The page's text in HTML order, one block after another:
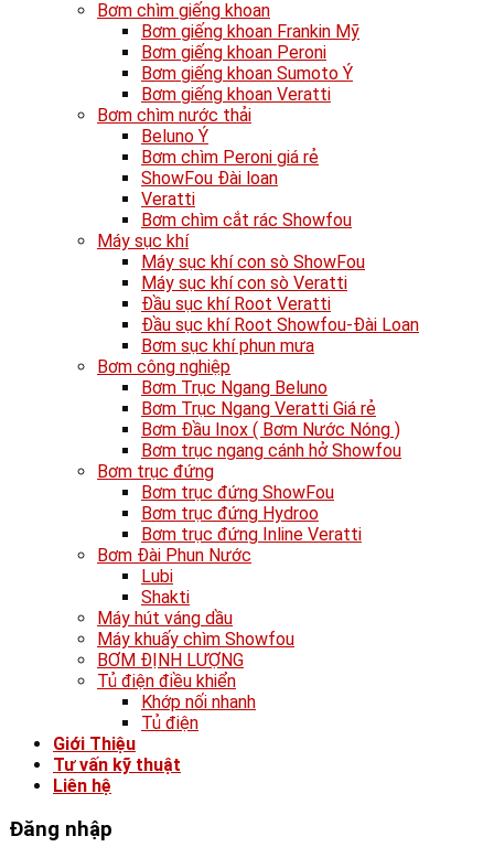
Bơm chìm giếng khoan
Bơm giếng khoan Frankin Mỹ
Bơm giếng khoan Peroni
Bơm giếng khoan Sumoto Ý
Bơm giếng khoan Veratti
Bơm chìm nước thải
Beluno Ý
Bơm chìm Peroni giá rẻ
ShowFou Đài loan
Veratti
Bơm chìm cắt rác Showfou
Máy sục khí
Máy sục khí con sò ShowFou
Máy sục khí con sò Veratti
Đầu sục khí Root Veratti
Đầu sục khí Root Showfou-Đài Loan
Bơm sục khí phun mưa
Bơm công nghiệp
Bơm Trục Ngang Beluno
Bơm Trục Ngang Veratti Giá rẻ
Bơm Đầu Inox ( Bơm Nước Nóng )
Bơm trục ngang cánh hở Showfou
Bơm trục đứng
Bơm trục đứng ShowFou
Bơm trục đứng Hydroo
Bơm trục đứng Inline Veratti
Bơm Đài Phun Nước
Lubi
Shakti
Máy hút váng dầu
Máy khuấy chìm Showfou
BƠM ĐỊNH LƯỢNG
Tủ điện điều khiển
Khớp nối nhanh
Tủ điện
Giới Thiệu
Tư vấn kỹ thuật
Liên hệ
Đăng nhập